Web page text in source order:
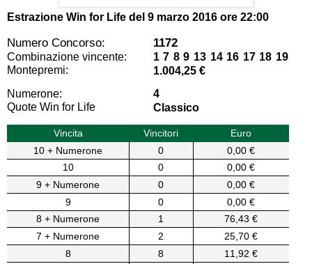
Estrazione Win for Life del 9 marzo 2016 ore 22:00
Numero Concorso: 1172
Combinazione vincente:
1 7 8 9 13 14 16 17 18 19
Montepremi:
1.004,25 €
Numerone:
4
Quote Win for Life
Classico
Vincita Vincitori
Euro
10 + Numerone
0
0,00 €
10
0
0,00 €
9 + Numerone
0
0,00 €
9
0
0,00 €
8 + Numerone
1
76,43 €
7 + Numerone
2
25,70 €
8
8
11,92 €